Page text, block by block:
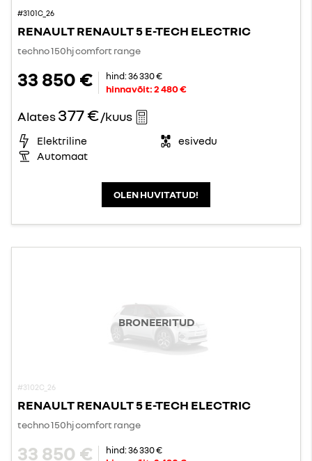
#3101C_26
RENAULT RENAULT 5 E-TECH ELECTRIC
techno 150hj comfort range
33 850 € hind:36 330 €
hinnavõit:2 480 €
Alates377 €/kuus
Elektriline
esivedu
Automaat
OLEN HUVITATUD!
#3102C_26
BRONEERITUD
RENAULT RENAULT 5 E-TECH ELECTRIC
techno 150hj comfort range
33 850 € hind:36 330 €